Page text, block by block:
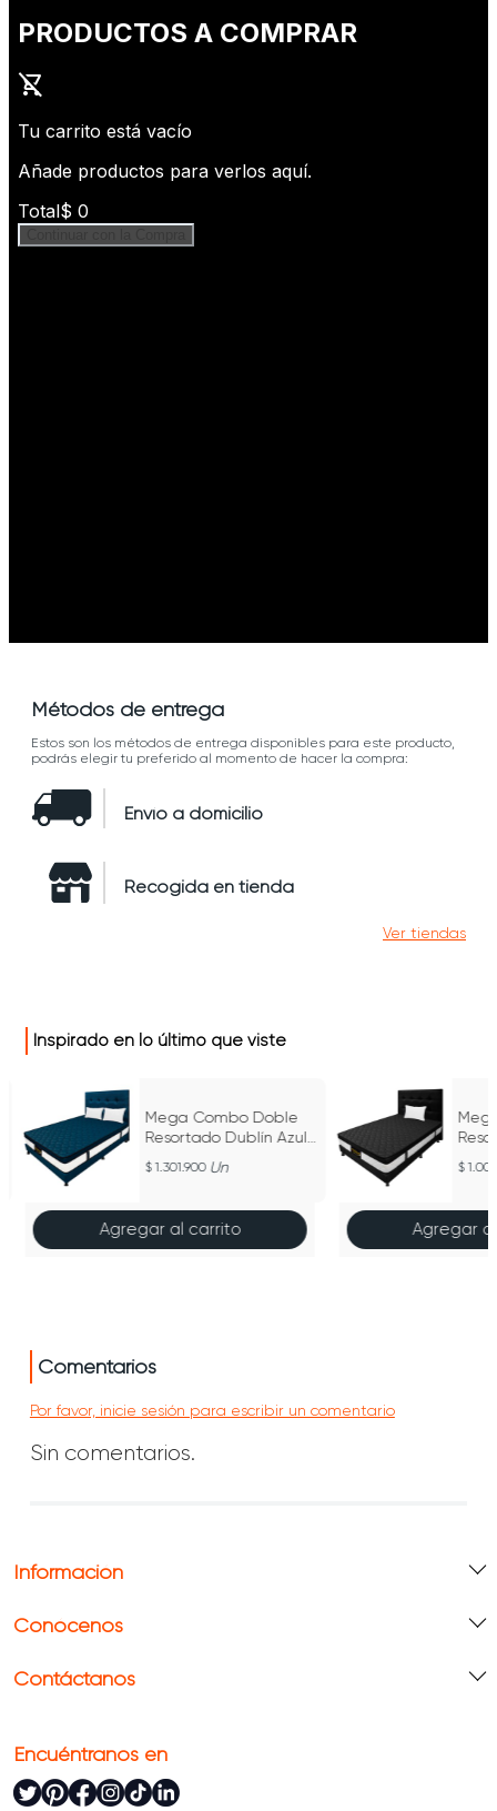
Métodos de entrega
Estos son los métodos de entrega disponibles para este producto,
podrás elegir tu preferido al momento de hacer la compra:
Envío a domicilio
Recogida en tienda
Ver tiendas
Inspirado en lo último que viste
Mega Combo Doble
Resortado Dublín Azul
140 cm x 190 cm
1.301.900 Un
Agregar al carrito Agregar
Comentarios
Por favor, inicie sesión para escribir un comentario
Sin comentarios.
Información
Conócenos
Contáctanos
Encuéntranos en